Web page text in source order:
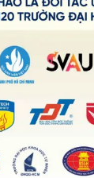
hiệu cá